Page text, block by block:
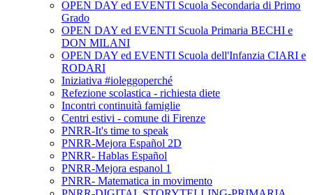
OPEN DAY ed EVENTI Scuola Secondaria di Primo
Grado
OPEN DAY ed EVENTI Scuola Primaria BECHI e
DON MILANI
OPEN DAY ed EVENTI Scuola dell'Infanzia CIARI e
RODARI
Iniziativa #ioleggoperché
Refezione scolastica - richiesta diete
Incontri continuità famiglie
Centri estivi - comune di Firenze
PNRR-It's time to speak
PNRR-Mejora Español 2D
PNRR- Hablas Español
PNRR-Mejora espanol 1
PNRR- Matematica in movimento